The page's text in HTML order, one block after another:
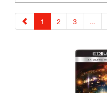
1 2 3 ...